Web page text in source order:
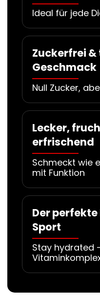
Ideal für jede
Zuckerfrei
Geschmack
Null Zucker,
Lecker,
erfrischend
Schmeckt wie
mit Funktion
Der
Sport
Stay hydrated